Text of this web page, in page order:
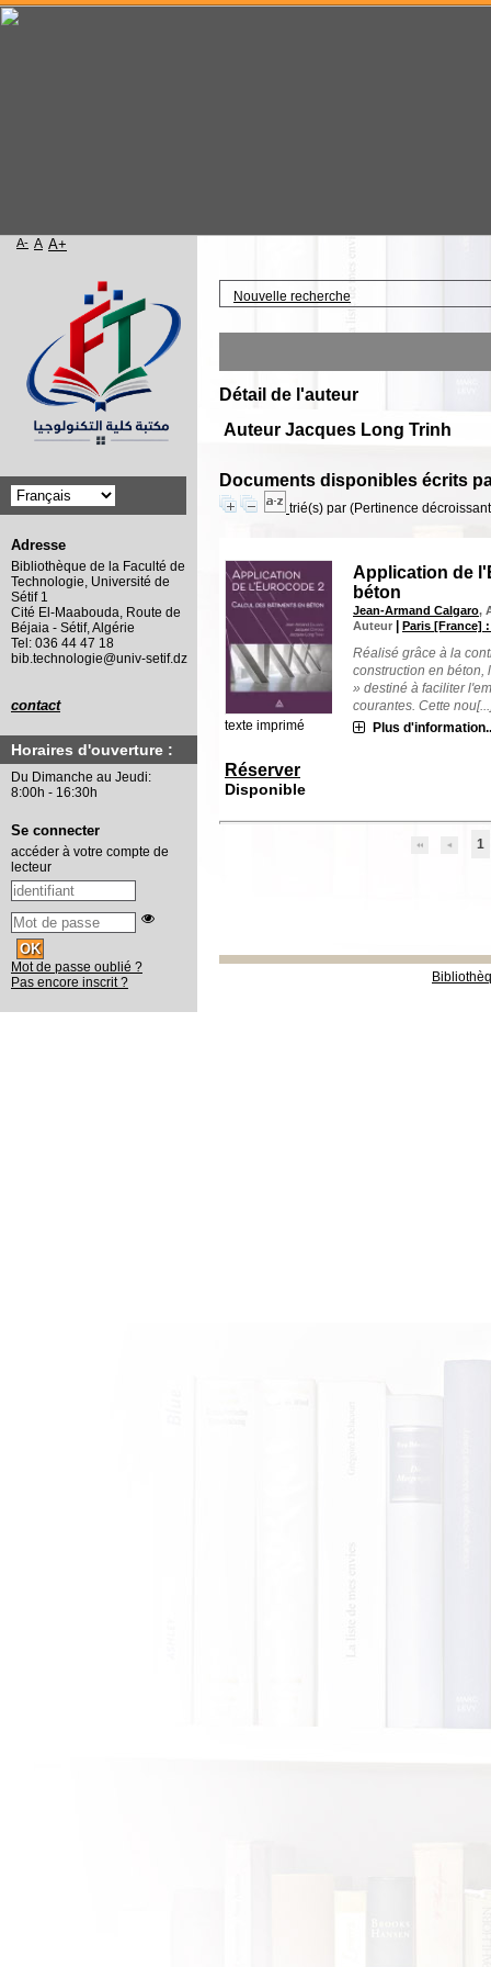
Nouvelle recherche
Détail de l'auteur
Auteur Jacques Long Trinh
Documents disponibles écrits
trié(s) par (Pertinence
texte imprimé
Application de
béton
Jean-Armand Calgaro,
Auteur
|Paris [France]
Réalisé grâce à la
construction en béton,
» destiné à faciliter
courantes. Cette
Plus
Réserver
Disponible
1
Accueil
A- A A+
Adresse
Bibliothèque de la Faculté de
Technologie, Université de
Sétif 1
Cité El-Maabouda, Route de
Béjaia - Sétif, Algérie
Tel: 036 44 47 18
bib.technologie@univ-setif.dz
contact
Horaires d'ouverture :
Du Dimanche au Jeudi:
8:00h - 16:30h
Se connecter
accéder à votre compte de
lecteur
Mot de passe oublié ?
Pas encore inscrit ?